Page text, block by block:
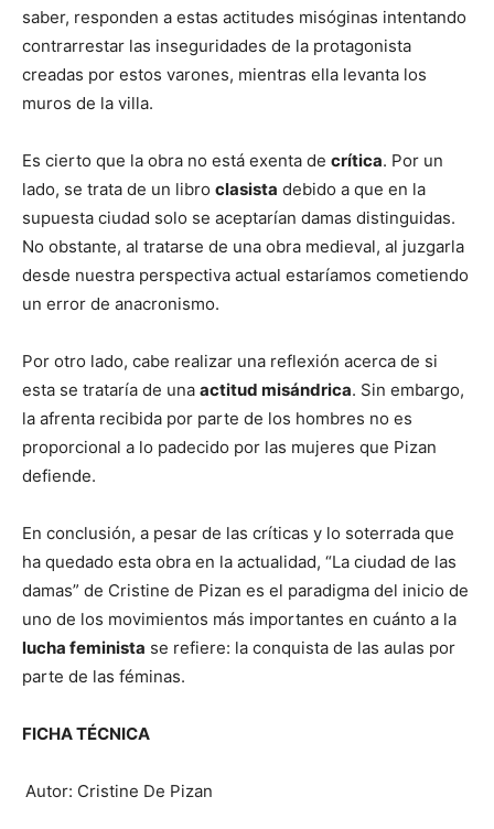
saber, responden a estas actitudes misóginas intentando
contrarrestar las inseguridades de la protagonista
creadas por estos varones, mientras ella levanta los
muros de la villa.
Es cierto que la obra no está exenta de crítica. Por un
lado, se trata de un libro clasista debido a que en la
supuesta ciudad solo se aceptarían damas distinguidas.
No obstante, al tratarse de una obra medieval, al juzgarla
desde nuestra perspectiva actual estaríamos cometiendo
un error de anacronismo.
Por otro lado, cabe realizar una reflexión acerca de si
esta se trataría de una actitud misándrica. Sin embargo,
la afrenta recibida por parte de los hombres no es
proporcional a lo padecido por las mujeres que Pizan
defiende.
En conclusión, a pesar de las críticas y lo soterrada que
ha quedado esta obra en la actualidad, “La ciudad de las
damas” de Cristine de Pizan es el paradigma del inicio de
uno de los movimientos más importantes en cuánto a la
lucha feminista se refiere: la conquista de las aulas por
parte de las féminas.
FICHA TÉCNICA
Autor: Cristine De Pizan